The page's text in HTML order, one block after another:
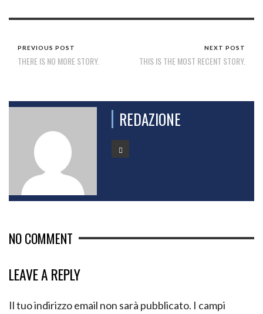
PREVIOUS POST
THERE IS NO MORE STORY.
NEXT POST
THIS IS THE MOST RECENT STORY.
REDAZIONE
NO COMMENT
LEAVE A REPLY
Il tuo indirizzo email non sarà pubblicato. I campi